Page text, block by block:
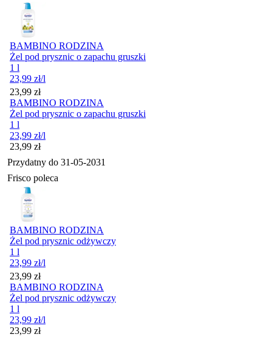
BAMBINO RODZINA
Żel pod prysznic o zapachu gruszki
1 l
23,99 zł/l
Cena
23,99 zł
BAMBINO RODZINA
Żel pod prysznic o zapachu gruszki
1 l
23,99 zł/l
Cena
23,99 zł
Przydatny do 31-05-2031
Frisco poleca
BAMBINO RODZINA
Żel pod prysznic odżywczy
1 l
23,99 zł/l
Cena
23,99 zł
BAMBINO RODZINA
Żel pod prysznic odżywczy
1 l
23,99 zł/l
Cena
23,99 zł